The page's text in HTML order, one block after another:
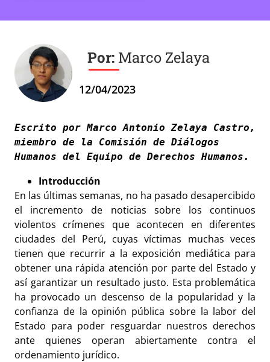
Marco Zelaya
Escrito por Marco Antonio Zelaya Castro,
miembro de la Comisión de Diálogos
Humanos del Equipo de Derechos Humanos.
Introducción
En las últimas semanas, no ha pasado desapercibido
el incremento de noticias sobre los continuos
violentos crímenes que acontecen en diferentes
ciudades del Perú, cuyas víctimas muchas veces
tienen que recurrir a la exposición mediática para
obtener una rápida atención por parte del Estado y
así garantizar un resultado justo. Esta problemática
ha provocado un descenso de la popularidad y la
confianza de la opinión pública sobre la labor del
Estado para poder resguardar nuestros derechos
ante quienes operan abiertamente contra el
ordenamiento jurídico.
12/04/2023